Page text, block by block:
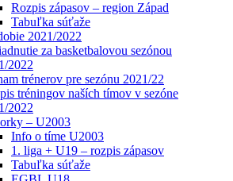
Rozpis zápasov – region Západ
Tabuľka súťaže
2021/2022
za basketbalovou sezónou
2022
trénerov pre sezónu 2021/22
tréningov naších tímov v sezóne
2022
– U2003
Info o tíme U2003
1. liga + U19 – rozpis zápasov
Tabuľka súťaže